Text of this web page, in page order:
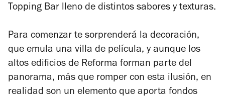
Topping Bar lleno de distintos sabores y texturas.
Para comenzar te sorprenderá la decoración,
que emula una villa de película, y aunque los
altos edificios de Reforma forman parte del
panorama, más que romper con esta ilusión, en
realidad son un elemento que aporta fondos